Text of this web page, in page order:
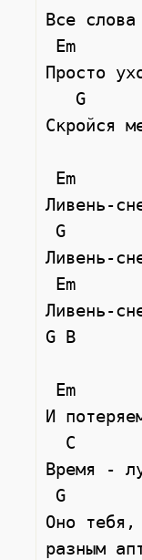
Все
Просто
Скройся
Ливень-
Ливень-
Ливень-
G B
И
Время -
Оно тебя,
разным